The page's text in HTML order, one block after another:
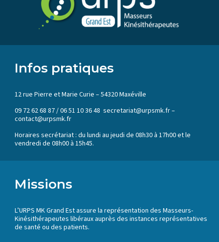
Infos pratiques
12 rue Pierre et Marie Curie – 54320 Maxéville
09 72 62 68 87 / 06 51 10 36 48 secretariat@urpsmk.fr –
contact@urpsmk.fr
Horaires secrétariat : du lundi au jeudi de 08h30 à 17h00 et le
vendredi de 08h00 à 15h45.
Missions
L’URPS MK Grand Est assure la représentation des Masseurs-
Kinésithérapeutes libéraux auprès des instances représentatives
de santé ou des patients.